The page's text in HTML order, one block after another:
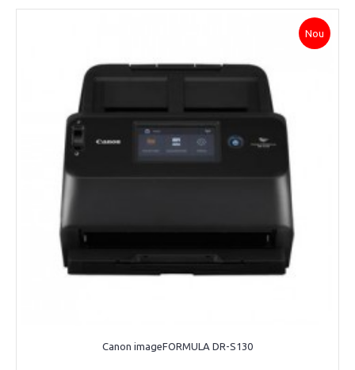
Nou
Canon imageFORMULA DR-S130